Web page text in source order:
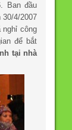
Ban đầu
4/2007
nghỉ công
để bắt
tại nhà